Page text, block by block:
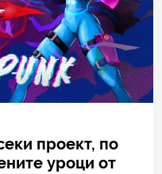
проект, по
уроци от